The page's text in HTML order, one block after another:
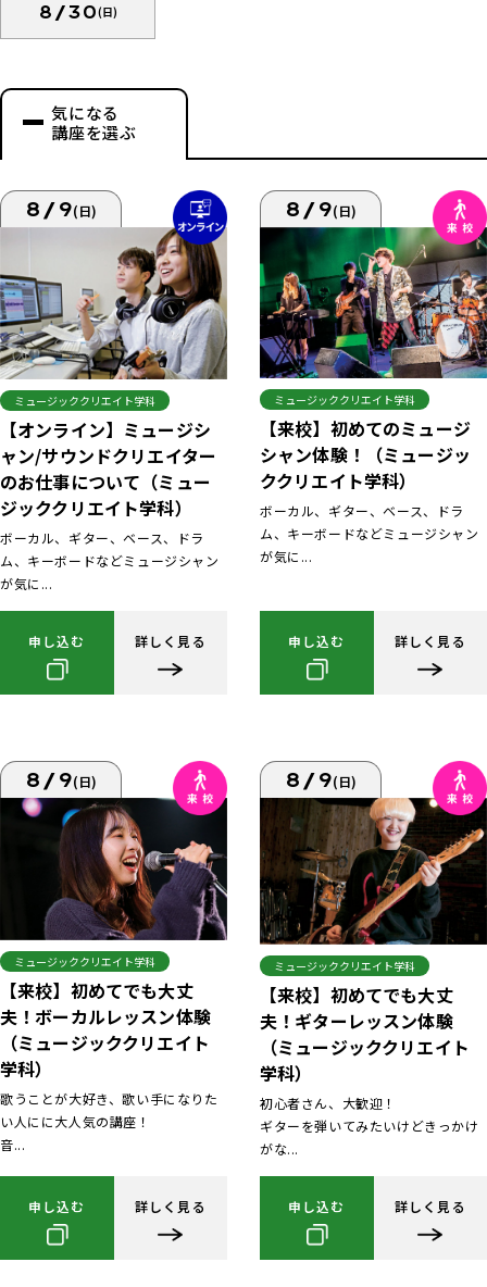
8/30(日)
気になる
講座を選ぶ
8/9(日)
ミュージッククリエイト学科
【オンライン】ミュージシ
ャン/サウンドクリエイター
のお仕事について（ミュー
ジッククリエイト学科）
ボーカル、ギター、ベース、ドラ
ム、キーボードなどミュージシャン
が気に...
申し込む 詳しく見る
8/9(日)
ミュージッククリエイト学科
【来校】初めてのミュージ
シャン体験！（ミュージッ
ククリエイト学科）
ボーカル、ギター、ベース、ドラ
ム、キーボードなどミュージシャン
が気に...
申し込む 詳しく見る
8/9(日)
ミュージッククリエイト学科
【来校】初めてでも大丈
夫！ボーカルレッスン体験
（ミュージッククリエイト
学科）
歌うことが大好き、歌い手になりた
い人にに大人気の講座！
音...
申し込む 詳しく見る
8/9(日)
ミュージッククリエイト学科
【来校】初めてでも大丈
夫！ギターレッスン体験
（ミュージッククリエイト
学科）
初心者さん、大歓迎！
ギターを弾いてみたいけどきっかけ
がな...
申し込む 詳しく見る